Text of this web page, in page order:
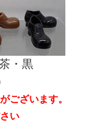
・黒
ございます。
い